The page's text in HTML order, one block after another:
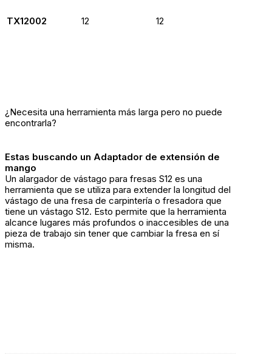
TX12002 12 12
¿Necesita una herramienta más larga pero no puede
encontrarla?
Estas buscando un Adaptador de extensión de
mango
Un alargador de vástago para fresas S12 es una
herramienta que se utiliza para extender la longitud del
vástago de una fresa de carpintería o fresadora que
tiene un vástago S12. Esto permite que la herramienta
alcance lugares más profundos o inaccesibles de una
pieza de trabajo sin tener que cambiar la fresa en sí
misma.